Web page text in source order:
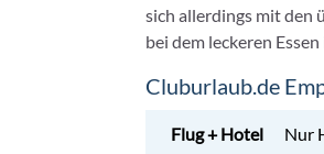
sich allerdings mit den
bei dem leckeren
Cluburlaub.de
Flug + Hotel Nur